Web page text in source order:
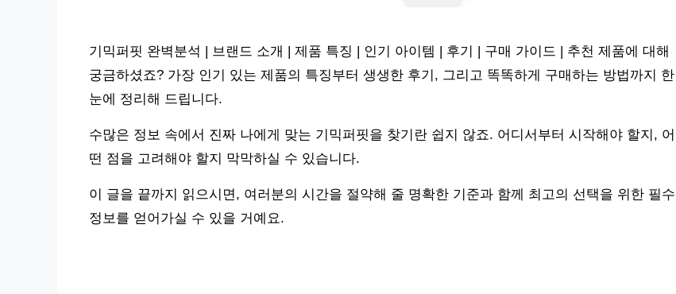
기믹퍼핏 완벽분석 | 브랜드 소개 | 제품 특징 | 인기 아이템 | 후기 | 구매 가이드 | 추천 제품에 대해
궁금하셨죠? 가장 인기 있는 제품의 특징부터 생생한 후기, 그리고 똑똑하게 구매하는 방법까지 한
눈에 정리해 드립니다.
수많은 정보 속에서 진짜 나에게 맞는 기믹퍼핏을 찾기란 쉽지 않죠. 어디서부터 시작해야 할지, 어
떤 점을 고려해야 할지 막막하실 수 있습니다.
이 글을 끝까지 읽으시면, 여러분의 시간을 절약해 줄 명확한 기준과 함께 최고의 선택을 위한 필수
정보를 얻어가실 수 있을 거예요.